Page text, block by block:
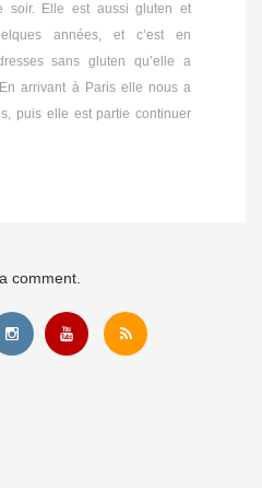
soir. Elle est aussi gluten et
années, et c’est en
sans gluten qu’elle a
arrivant à Paris elle nous a
puis elle est partie continuer
comment.